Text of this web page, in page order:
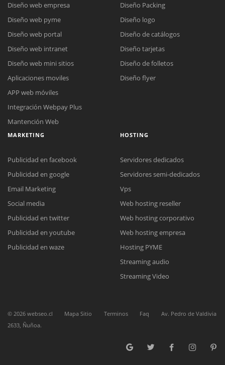
Reunión online
Nuestros ejecutivos le enviarán un correo electrónico con el enlace a
Cotización
Complete el formulario y nos contactaremos a la brevedad.
Chat Online
Todos nuestros ejecutivos están fuera de línea. Complete el formulario
para enviarnos un correo electrónico con sus datos personales.
Diseño web empresa
Diseño web pyme
Diseño web portal
Diseño web intranet
Diseño web mini sitios
Aplicaciones moviles
APP web móviles
Integración Webpay Plus
Mantención Web
Diseño Packing
Diseño logo
Diseño de catálogos
Diseño tarjetas
Diseño de folletos
Diseño flyer
MARKETING
Publicidad en facebook
Publicidad en google
Email Marketing
Social media
Publicidad en twitter
Publicidad en youtube
Publicidad en waze
HOSTING
Servidores dedicados
Servidores semi-dedicados
Vps
Web hosting reseller
Web hosting corporativo
Web hosting empresa
Hosting PYME
Streaming audio
Streaming Video
© 2026 webseo.cl Mapa Sitio Terminos Faq
Av. Pedro de Valdivia
2633, Ñuñoa.